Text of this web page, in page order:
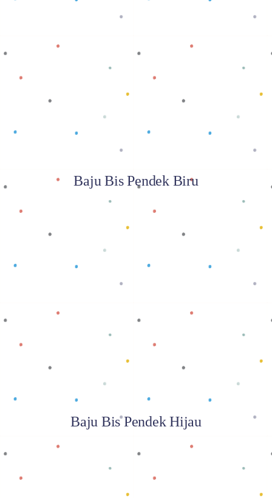
Baca selengkapnya
Baju Bis Pendek Biru
Baju Bis Pendek Hijau